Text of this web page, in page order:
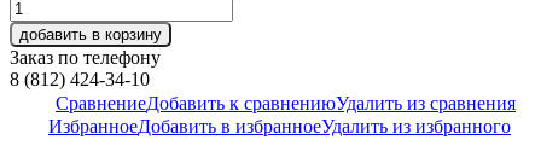
добавить в корзину
Заказ по телефону
8 (812) 424-34-10
СравнениеДобавить к сравнениюУдалить из сравнения
ИзбранноеДобавить в избранноеУдалить из избранного